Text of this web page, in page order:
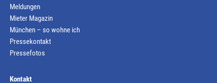
Meldungen
Mieter Magazin
München – so wohne ich
Pressekontakt
Pressefotos
Kontakt